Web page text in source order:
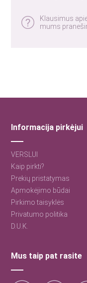
Klausimus
mums
Informacija pirkėjui
VERSLUI
Kaip pirkti?
Prekių pristatymas
Apmokėjimo būdai
Pirkimo taisyklės
Privatumo politika
D.U.K.
Mus taip pat rasite